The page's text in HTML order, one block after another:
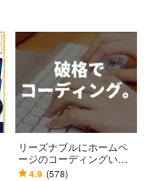
リーズナブルにホームペ
ージのコーディングいた
します ご予算以上の価値
4.9 (578)